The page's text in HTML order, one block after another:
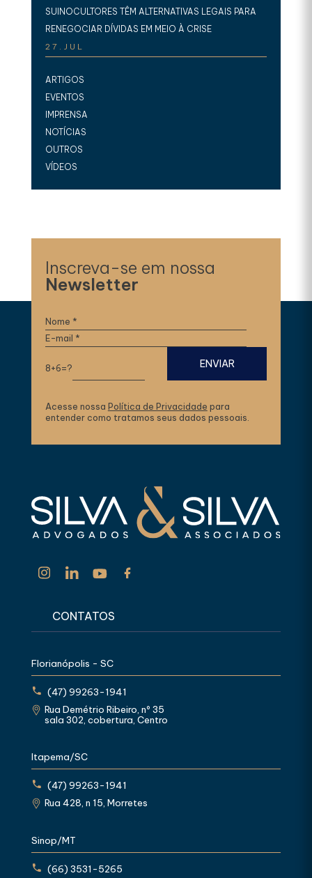
SUINOCULTORES TÊM ALTERNATIVAS LEGAIS PARA
RENEGOCIAR DÍVIDAS EM MEIO À CRISE
27.JUL
ARTIGOS
EVENTOS
IMPRENSA
NOTÍCIAS
OUTROS
VÍDEOS
Inscreva-se em nossa
Newsletter
8+6=?
Acesse nossa Política de Privacidade para
entender como tratamos seus dados pessoais.
CONTATOS
Florianópolis - SC
(47) 99263-1941
Rua Demétrio Ribeiro, nº 35
sala 302, cobertura, Centro
Itapema/SC
(47) 99263-1941
Rua 428, n 15, Morretes
Sinop/MT
(66) 3531-5265